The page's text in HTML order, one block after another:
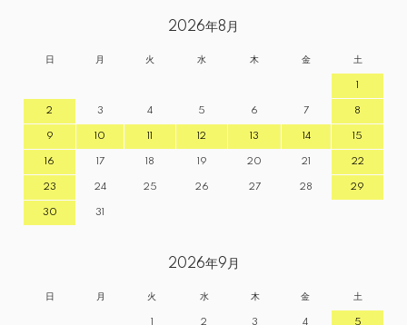
2026年8月
日 月 火 水 木 金 土
1
2 3 4 5 6 7 8
9 10 11 12 13 14 15
16 17 18 19 20 21 22
23 24 25 26 27 28 29
30 31
2026年9月
日 月 火 水 木 金 土
1 2 3 4 5